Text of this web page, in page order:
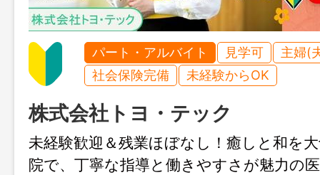
パート・アルバイト 見学可
主婦(
社会保険完備
未経験からOK
株式会社トヨ・テック
未経験歓迎＆残業ほぼなし！癒しと和を
院で、丁寧な指導と働きやすさが魅力の